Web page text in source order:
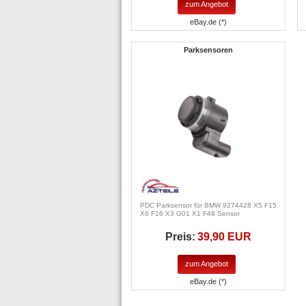
zum Angebot
eBay.de (*)
Parksensoren
PDC Parksensor für BMW 9274428 X5 F15
X6 F16 X3 G01 X1 F48 Sensor
Preis: 39,90 EUR
zum Angebot
eBay.de (*)